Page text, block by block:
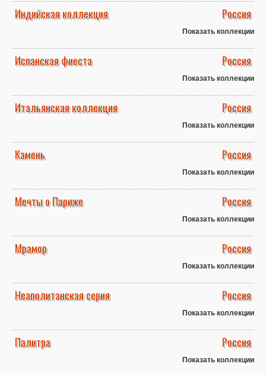
Индийская коллекция Россия
Показать коллекции
Испанская фиеста Россия
Показать коллекции
Итальянская коллекция Россия
Показать коллекции
Камень Россия
Показать коллекции
Мечты о Париже Россия
Показать коллекции
Мрамор Россия
Показать коллекции
Неаполитанская серия Россия
Показать коллекции
Палитра Россия
Показать коллекции